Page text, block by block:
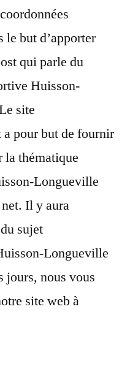
le but d’apporter
qui parle du
Huisson-
site
pour but de fournir
la thématique
Longueville
Il y aura
sujet
Longueville
jours, nous vous
site web à